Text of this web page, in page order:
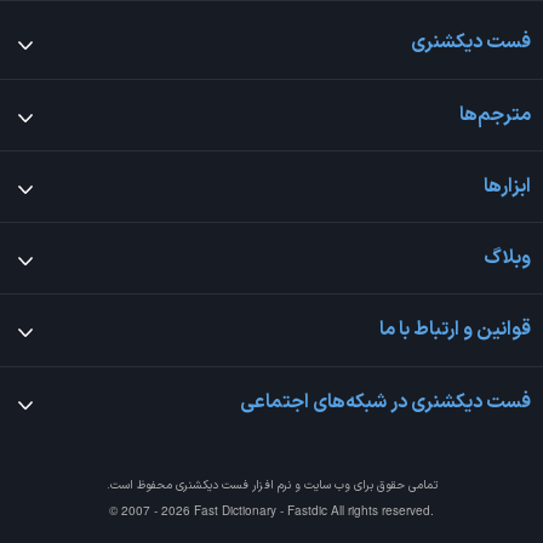
فست دیکشنری
مترجم‌ها
ابزارها
وبلاگ
قوانین و ارتباط با ما
فست دیکشنری در شبکه‌های اجتماعی
تمامی حقوق برای وب سایت و نرم افزارفست دیکشنری محفوظ است.
© 2007 - 2026 Fast Dictionary - Fastdic All rights reserved.